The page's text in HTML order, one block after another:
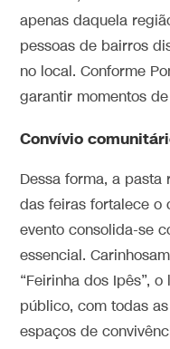
apenas daquela
pessoas de bairros
no local. Conforme
garantir momentos
Convívio
Dessa forma, a
das feiras fortalece o
evento consolida-se
essencial.
“Feirinha dos Ipês”,
público, com todas
espaços de